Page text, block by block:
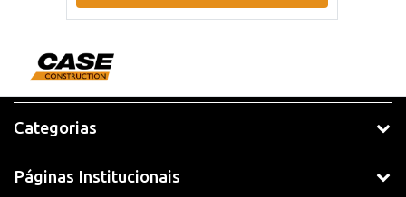
Categorias
Páginas Institucionais